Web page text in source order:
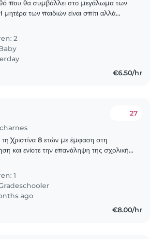
που θα συμβάλλει στο μεγάλωμα των
των παιδιών είναι σπίτι αλλά
2
€6.50/hr
27
τη Χριστίνα 8 ετών με έμφαση στη
και ενίοτε την επανάληψη της σχολικής
1
ago
€8.00/hr